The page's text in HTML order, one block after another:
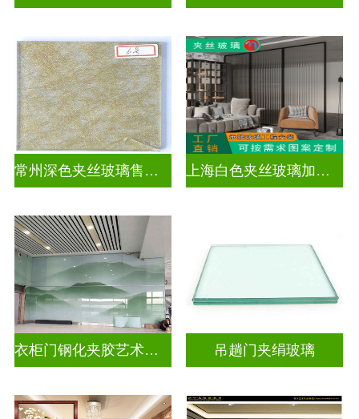
常州深色夹丝玻璃售价多少 上海白色夹丝玻璃加工厂
衣柜门钢化夹胶艺术玻璃 吊趟门夹绢玻璃